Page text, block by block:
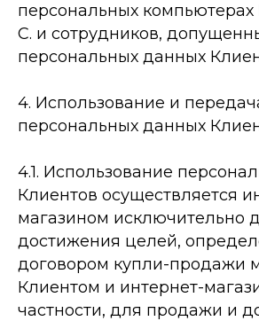
персональных
С. и сотрудников,
персональных данных
4. Использование и
персональных данных
4.1. Использование
Клиентов осуществляется
магазином исключительно
достижения целей,
договором купли-­продажи
Клиентом и интернет-­
частности, для продажи и